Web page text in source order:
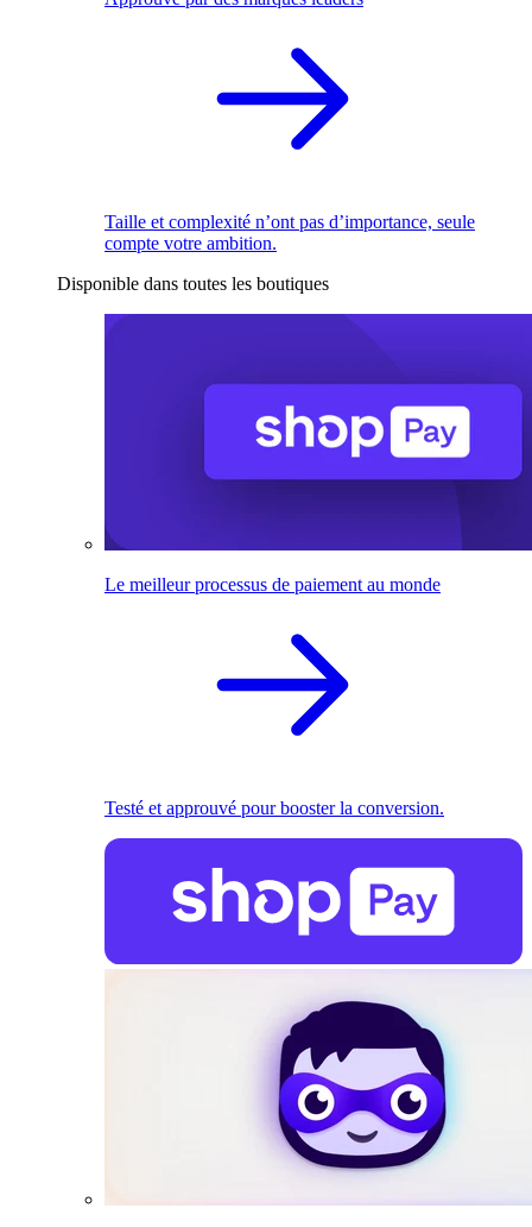
Taille et complexité n’ont pas d’importance, seule
compte votre ambition.
Disponible dans toutes les boutiques
Le meilleur processus de paiement au monde
Testé et approuvé pour booster la conversion.